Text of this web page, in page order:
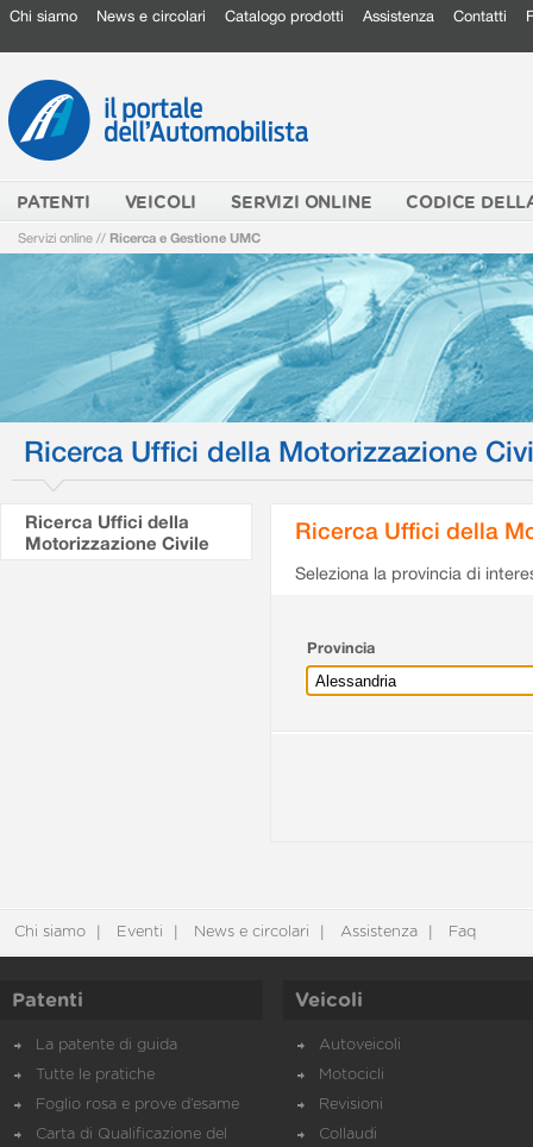
Chi siamo News e circolari Catalogo prodotti Assistenza Contatti
PATENTI VEICOLI SERVIZI ONLINE CODICE
Servizi online // Ricerca e Gestione UMC
Ricerca Uffici della Motorizzazione
Ricerca Uffici della
Motorizzazione Civile
Ricerca Uffici della
Seleziona la provincia di
Provincia
Chi siamo Eventi News e circolari Assistenza Faq
Patenti
La patente di guida
Tutte le pratiche
Foglio rosa e prove d’esame
Carta di Qualificazione del
Veicoli
Autoveicoli
Motocicli
Revisioni
Collaudi